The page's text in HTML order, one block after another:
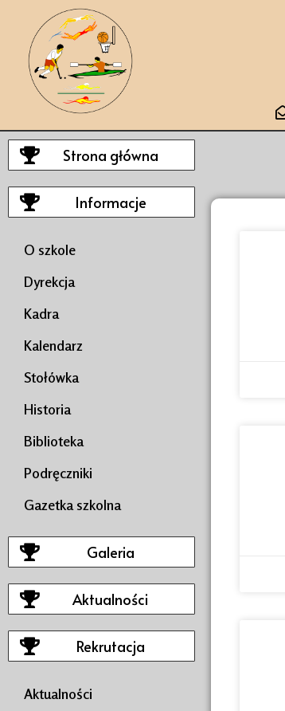
Strona główna
Informacje
O szkole
Dyrekcja
Kadra
Kalendarz
Stołówka
Historia
Biblioteka
Podręczniki
Gazetka szkolna
Galeria
Aktualności
Rekrutacja
Aktualności